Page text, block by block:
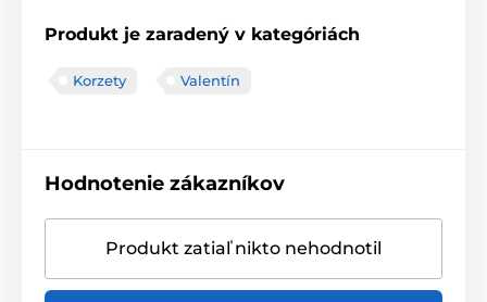
Produkt je zaradený v kategóriách
Korzety Valentín
Hodnotenie zákazníkov
Produkt zatiaľ nikto nehodnotil